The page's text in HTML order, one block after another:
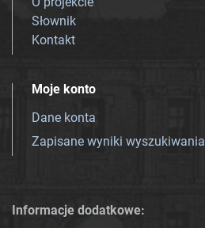
Słownik
Kontakt
Moje konto
Dane konta
Zapisane wyniki wyszukiwania
Informacje dodatkowe: